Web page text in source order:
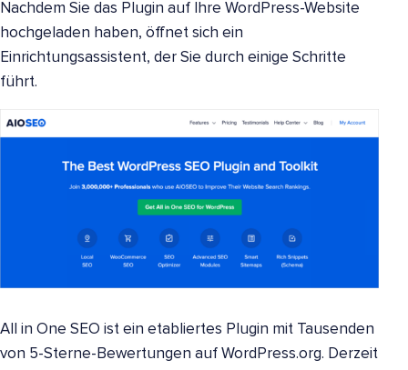
Nachdem Sie das Plugin auf Ihre WordPress-Website
hochgeladen haben, öffnet sich ein
Einrichtungsassistent, der Sie durch einige Schritte
führt.
All in One SEO ist ein etabliertes Plugin mit Tausenden
von 5-Sterne-Bewertungen auf WordPress.org. Derzeit